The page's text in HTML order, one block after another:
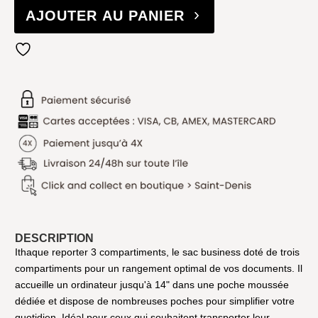
AJOUTER AU PANIER
DESCRIPTION
Ithaque reporter 3 compartiments, le sac business doté de trois
compartiments pour un rangement optimal de vos documents. Il
accueille un ordinateur jusqu'à 14" dans une poche moussée
dédiée et dispose de nombreuses poches pour simplifier votre